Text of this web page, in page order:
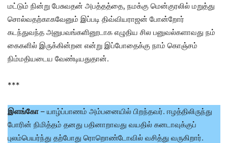
மட்டும் நின்று பேசுவதன் அபத்தத்தை, நமக்கு மென்குரலில் மறுத்து
சொல்வதற்காகவேனும் இப்படி திவ்வியராஜன் போன்றோர்
கடந்துவந்த அனுபவங்களினூடாக எழுதிய சில பனுவல்களாவது நம்
கைகளில் இருக்கின்றன என்று இப்போதைக்கு நாம் கொஞ்சம்
நிம்மதியடைய வேண்டியதுதான்.
***
இளங்கோ – யாழ்ப்பாணம் அம்பனையில் பிறந்தவர். ஈழத்திலிருந்து
போரின் நிமித்தம் தனது பதினாறாவது வயதில் கனடாவுக்குப்
புலம்பெயர்ந்து தற்போது ரொறொண்டோவில் வசித்து வருகிறார்.